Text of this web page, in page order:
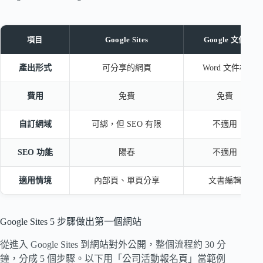
項目 Google Sites Google 文件
產出形式 可分享的網頁 Word 文件檔
費用 免費 免費
自訂網域 可綁，但 SEO 有限 不適用
SEO 功能 陽春 不適用
適用情境 內部頁、單頁分享 文書編輯
Google Sites 5 步驟做出第一個網站
從進入 Google Sites 到網站對外公開，整個流程約 30 分
鐘，分成 5 個步驟。以下用「公司活動報名頁」當範例